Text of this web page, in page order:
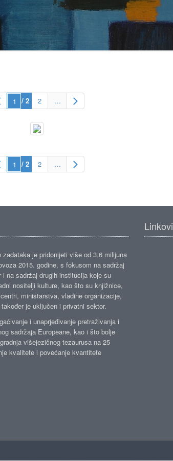
/ 2 2 …
/ 2 2 …
zadataka je pridonijeti više od 3,6 milijuna
2015. godine, s fokusom na sadržaj
i na sadržaj drugih institucija koje su
nositelji kulture, kao što su knjižnice,
ministarstva, vladine organizacije,
je uključen i privatni sektor.
i unaprjeđivanje pretraživanja i
sadržaja Europeane, kao i što bolje
višejezičnog tezaurusa na 25
kvalitete i povećanje kvantitete
Linkovi